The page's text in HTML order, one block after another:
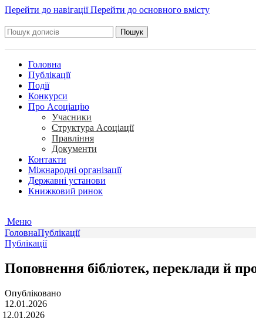
Перейти до навігаціїПерейти до основного вмісту
Пошук
Головна
Публікації
Події
Конкурси
Про Асоціацію
Учасники
Структура Асоціації
Правління
Документи
Контакти
Міжнародні організації
Державні установи
Книжковий ринок
Меню
ГоловнаПублікації
Публікації
Поповнення бібліотек, переклади й
Опубліковано
12.01.2026